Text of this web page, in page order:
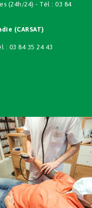
(24h/24) - Tél : 03 84
(CARSAT)
: 03 84 35 24 43